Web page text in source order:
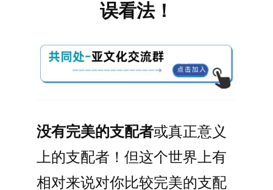
误看法！
没有完美的支配者或真正意义
上的支配者！但这个世界上有
相对来说对你比较完美的支配